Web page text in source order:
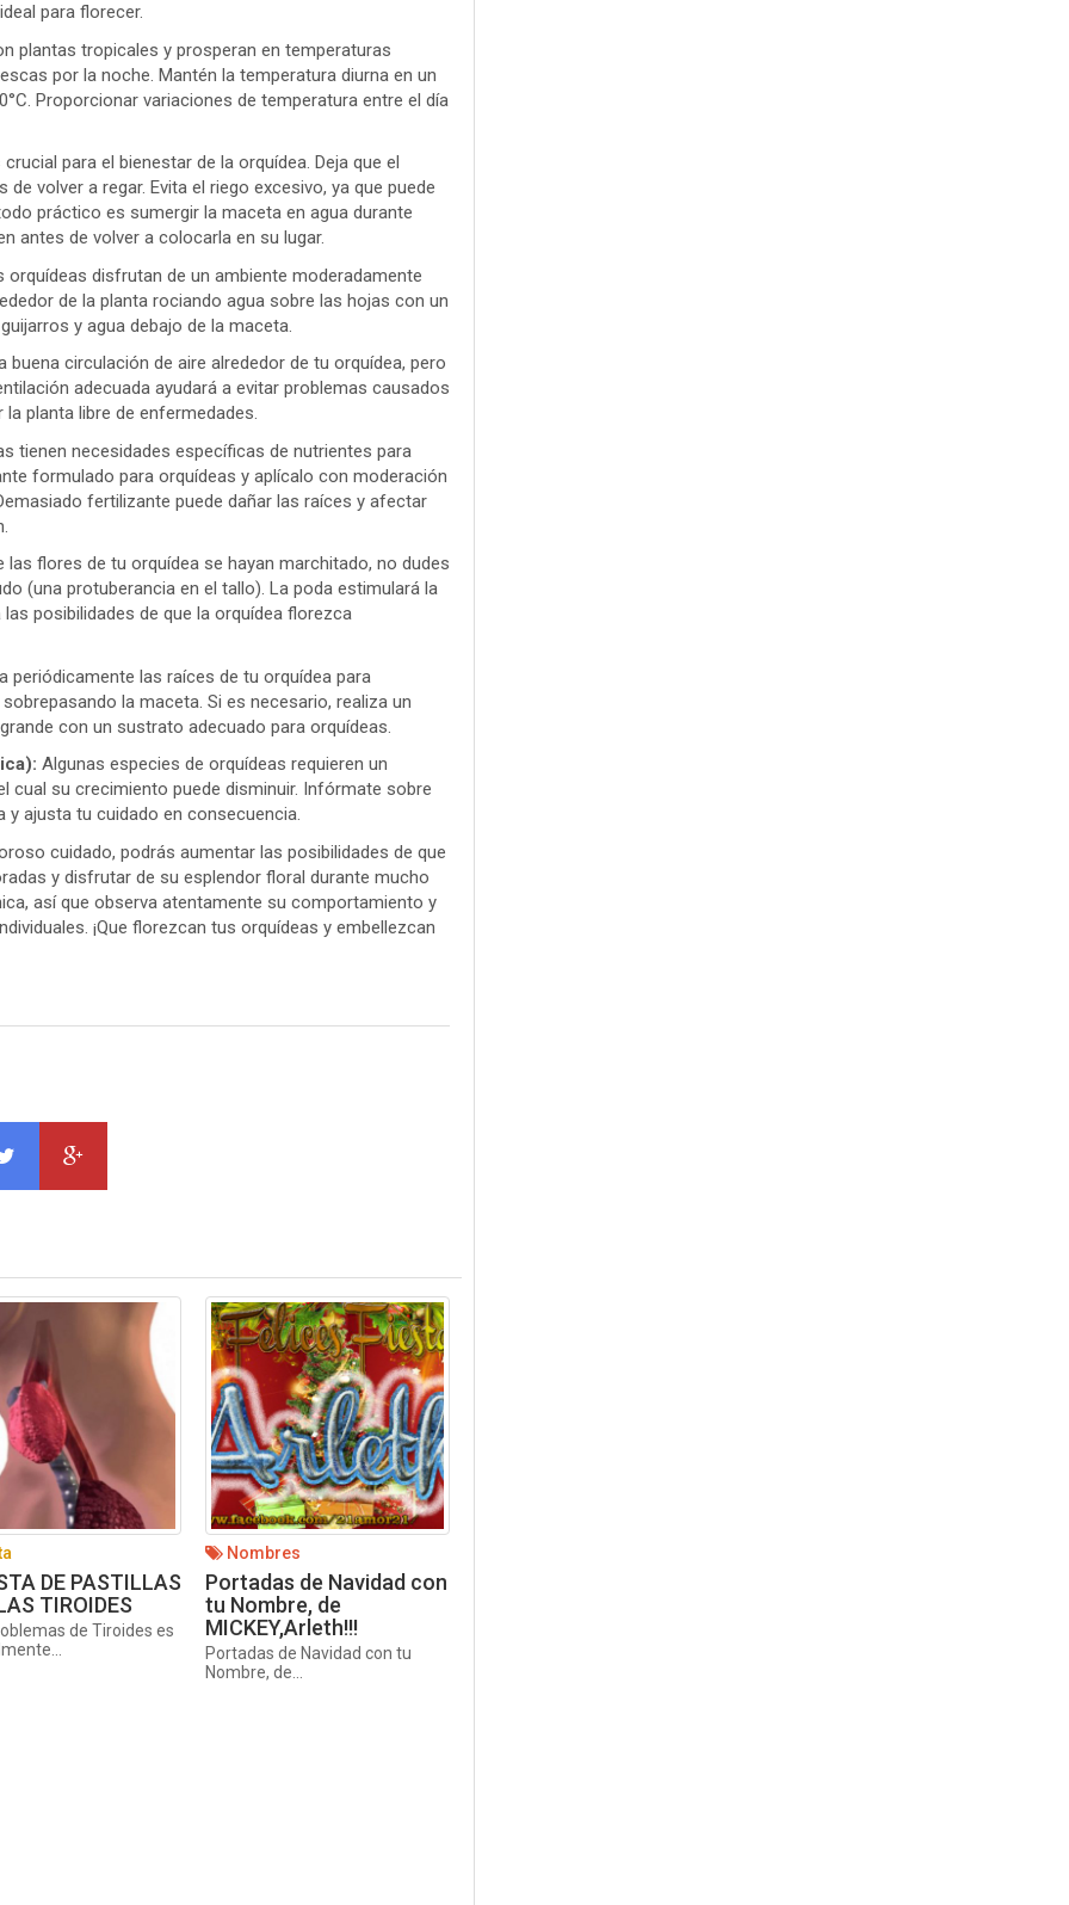
para florecer.
plantas tropicales y prosperan en temperaturas
por la noche. Mantén la temperatura diurna en un
Proporcionar variaciones de temperatura entre el día
para el bienestar de la orquídea. Deja que el
volver a regar. Evita el riego excesivo, ya que puede
práctico es sumergir la maceta en agua durante
antes de volver a colocarla en su lugar.
orquídeas disfrutan de un ambiente moderadamente
de la planta rociando agua sobre las hojas con un
y agua debajo de la maceta.
buena circulación de aire alrededor de tu orquídea, pero
adecuada ayudará a evitar problemas causados
planta libre de enfermedades.
tienen necesidades específicas de nutrientes para
formulado para orquídeas y aplícalo con moderación
fertilizante puede dañar las raíces y afectar
las flores de tu orquídea se hayan marchitado, no dudes
(una protuberancia en el tallo). La poda estimulará la
posibilidades de que la orquídea florezca
periódicamente las raíces de tu orquídea para
la maceta. Si es necesario, realiza un
con un sustrato adecuado para orquídeas.
Algunas especies de orquídeas requieren un
cual su crecimiento puede disminuir. Infórmate sobre
ajusta tu cuidado en consecuencia.
cuidado, podrás aumentar las posibilidades de que
y disfrutar de su esplendor floral durante mucho
así que observa atentamente su comportamiento y
¡Que florezcan tus orquídeas y embellezcan
DE PASTILLAS
TIROIDES
de Tiroides es
Nombres
Portadas de Navidad con
tu Nombre, de
MICKEY,Arleth!!!
Portadas de Navidad con tu
Nombre, de...